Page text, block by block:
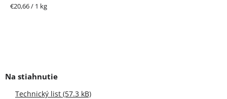
Jednotková
€20,66 / 1 kg
Technický list (57.3 kB)